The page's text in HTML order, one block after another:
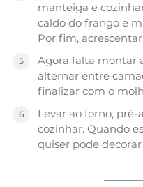
manteiga e
caldo do frango e
Por fim,
Agora falta montar
alternar entre
finalizar com o
Levar ao forno, pré-
cozinhar. Quando
quiser pode